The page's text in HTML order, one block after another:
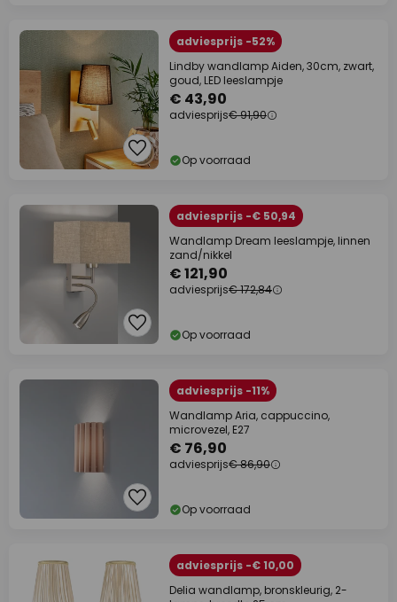
adviesprijs -52%
Lindby wandlamp Aiden, 30cm, zwart,
goud, LED leeslampje
€ 43,90
adviesprijs€ 91,90
Op voorraad
adviesprijs -€ 50,94
Wandlamp Dream leeslampje, linnen
zand/nikkel
€ 121,90
adviesprijs€ 172,84
Op voorraad
adviesprijs -11%
Wandlamp Aria, cappuccino,
microvezel, E27
€ 76,90
adviesprijs€ 86,90
Op voorraad
adviesprijs -€ 10,00
Delia wandlamp, bronskleurig, 2-